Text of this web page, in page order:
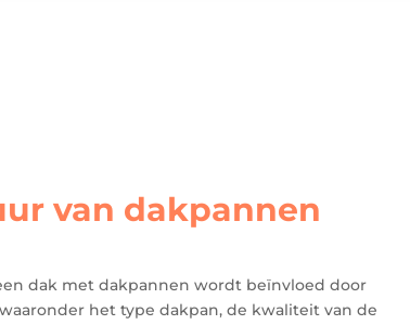
van dakpannen
dak met dakpannen wordt beïnvloed door
het type dakpan, de kwaliteit van de